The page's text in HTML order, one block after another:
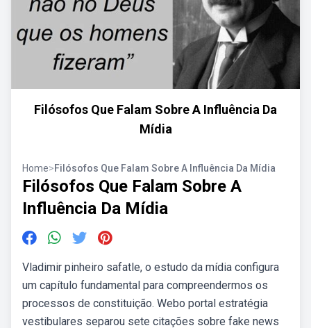
Filósofos Que Falam Sobre A Influência Da
Mídia
Home>Filósofos Que Falam Sobre A Influência Da Mídia
Filósofos Que Falam Sobre A
Influência Da Mídia
Vladimir pinheiro safatle, o estudo da mídia configura
um capítulo fundamental para compreendermos os
processos de constituição. Webo portal estratégia
vestibulares separou sete citações sobre fake news